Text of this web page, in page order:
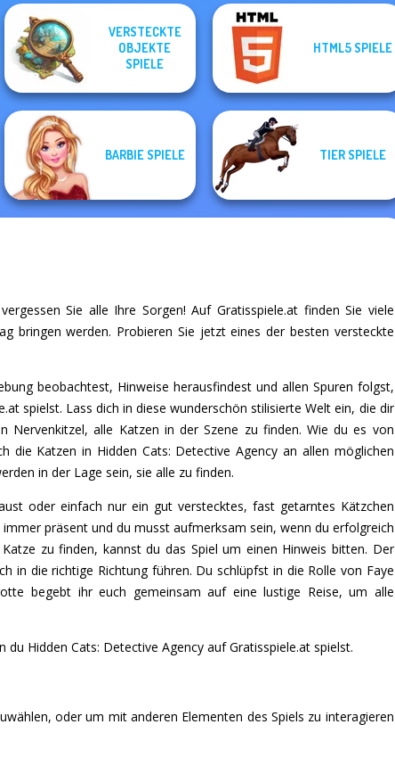
Easter
Eggventure
Bubble Shooter
Butterfly
FNAF Horror At
Home
VERSTECKTE
OBJEKTE
SPIELE
HTML5 SPIELE
BARBIE SPIELE TIER SPIELE
Sie alle Ihre Sorgen! Auf Gratisspiele.at finden Sie viele
bringen werden. Probieren Sie jetzt eines der besten versteckte
beobachtest, Hinweise herausfindest und allen Spuren folgst,
spielst. Lass dich in diese wunderschön stilisierte Welt ein, die dir
Nervenkitzel, alle Katzen in der Szene zu finden. Wie du es von
die Katzen in Hidden Cats: Detective Agency an allen möglichen
in der Lage sein, sie alle zu finden.
oder einfach nur ein gut verstecktes, fast getarntes Kätzchen
präsent und du musst aufmerksam sein, wenn du erfolgreich
zu finden, kannst du das Spiel um einen Hinweis bitten. Der
in die richtige Richtung führen. Du schlüpfst in die Rolle von Faye
begebt ihr euch gemeinsam auf eine lustige Reise, um alle
Hidden Cats: Detective Agency auf Gratisspiele.at spielst.
oder um mit anderen Elementen des Spiels zu interagieren